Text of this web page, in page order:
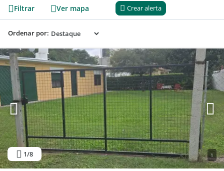
Filtrar Ver mapa Crear alerta
Ordenar por:
1/8 1